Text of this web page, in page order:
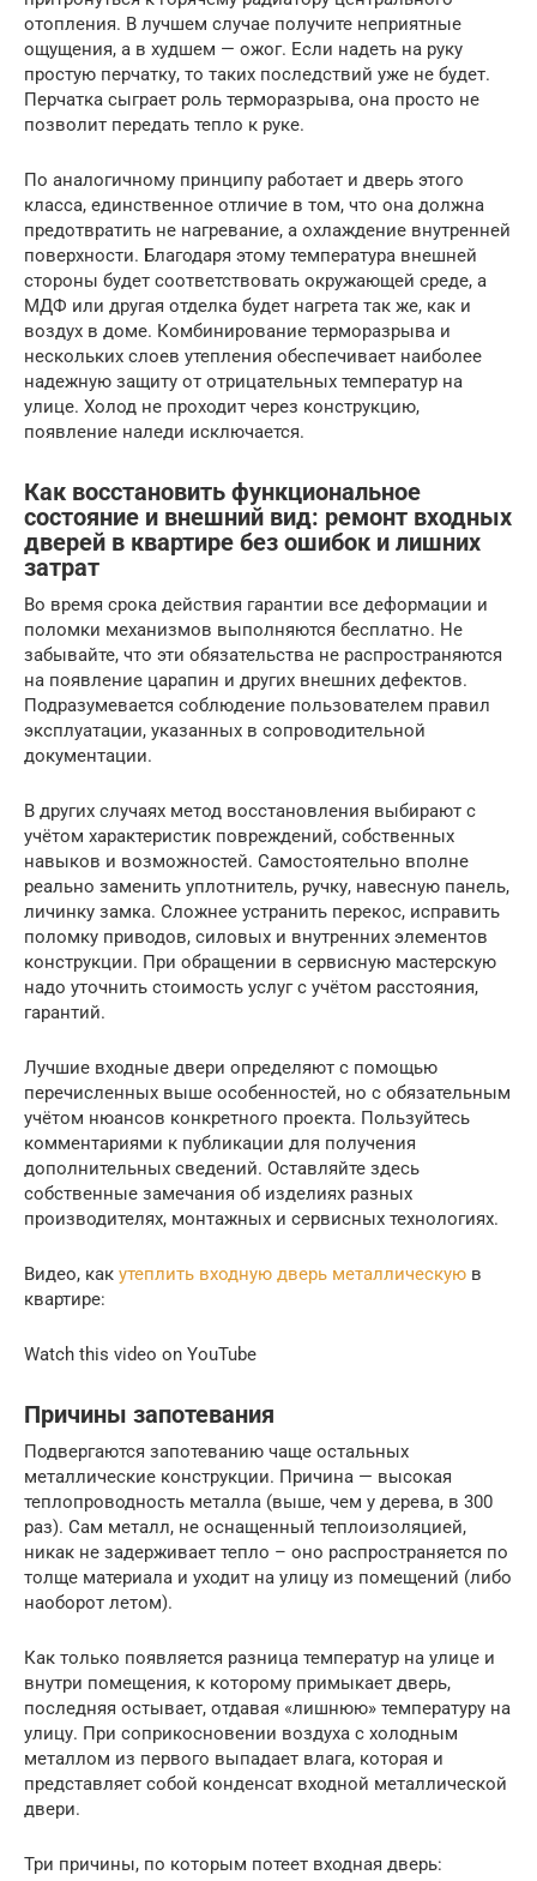
отопления. В лучшем случае получите неприятные
ощущения, а в худшем — ожог. Если надеть на руку
простую перчатку, то таких последствий уже не будет.
Перчатка сыграет роль терморазрыва, она просто не
позволит передать тепло к руке.
По аналогичному принципу работает и дверь этого
класса, единственное отличие в том, что она должна
предотвратить не нагревание, а охлаждение внутренней
поверхности. Благодаря этому температура внешней
стороны будет соответствовать окружающей среде, а
МДФ или другая отделка будет нагрета так же, как и
воздух в доме. Комбинирование терморазрыва и
нескольких слоев утепления обеспечивает наиболее
надежную защиту от отрицательных температур на
улице. Холод не проходит через конструкцию,
появление наледи исключается.
Как восстановить функциональное
состояние и внешний вид: ремонт входных
дверей в квартире без ошибок и лишних
затрат
Во время срока действия гарантии все деформации и
поломки механизмов выполняются бесплатно. Не
забывайте, что эти обязательства не распространяются
на появление царапин и других внешних дефектов.
Подразумевается соблюдение пользователем правил
эксплуатации, указанных в сопроводительной
документации.
В других случаях метод восстановления выбирают с
учётом характеристик повреждений, собственных
навыков и возможностей. Самостоятельно вполне
реально заменить уплотнитель, ручку, навесную панель,
личинку замка. Сложнее устранить перекос, исправить
поломку приводов, силовых и внутренних элементов
конструкции. При обращении в сервисную мастерскую
надо уточнить стоимость услуг с учётом расстояния,
гарантий.
Лучшие входные двери определяют с помощью
перечисленных выше особенностей, но с обязательным
учётом нюансов конкретного проекта. Пользуйтесь
комментариями к публикации для получения
дополнительных сведений. Оставляйте здесь
собственные замечания об изделиях разных
производителях, монтажных и сервисных технологиях.
Видео, как утеплить входную дверь металлическую в
квартире:
Watch this video on YouTube
Причины запотевания
Подвергаются запотеванию чаще остальных
металлические конструкции. Причина — высокая
теплопроводность металла (выше, чем у дерева, в 300
раз). Сам металл, не оснащенный теплоизоляцией,
никак не задерживает тепло – оно распространяется по
толще материала и уходит на улицу из помещений (либо
наоборот летом).
Как только появляется разница температур на улице и
внутри помещения, к которому примыкает дверь,
последняя остывает, отдавая «лишнюю» температуру на
улицу. При соприкосновении воздуха с холодным
металлом из первого выпадает влага, которая и
представляет собой конденсат входной металлической
двери.
Три причины, по которым потеет входная дверь: